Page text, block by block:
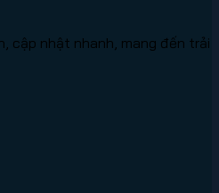
cập nhật nhanh, mang đến trải